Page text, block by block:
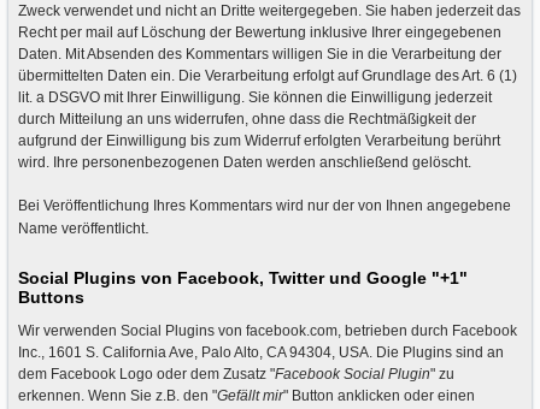
Zweck verwendet und nicht an Dritte weitergegeben. Sie haben jederzeit das
Recht per mail auf Löschung der Bewertung inklusive Ihrer eingegebenen
Daten Mit Absenden des Kommentars willigen Sie in die Verarbeitung der
übermittelten Daten ein. Die Verarbeitung erfolgt auf Grundlage des Art. 6 (1)
lit. a DSGVO mit Ihrer Einwilligung. Sie können die Einwilligung jederzeit
durch Mitteilung an uns widerrufen, ohne dass die Rechtmäßigkeit der
aufgrund der Einwilligung bis zum Widerruf erfolgten Verarbeitung berührt
wird. Ihre personenbezogenen Daten werden anschließend gelöscht.
Bei Veröffentlichung Ihres Kommentars wird nur der von Ihnen angegebene
Nameveröffentlicht
Social Plugins von Facebook, Twitter und Google "+1"
Buttons
Wir verwenden Social Plugins von facebook.com, betrieben durch Facebook
Inc., 1601 S. California Ave, Palo Alto, CA 94304, USA. Die Plugins sind an
dem Facebook Logo oder dem Zusatz "Facebook Social Plugin" zu
erkennen. Wenn Sie z.B. den "Gefällt mir" Button anklicken oder einen